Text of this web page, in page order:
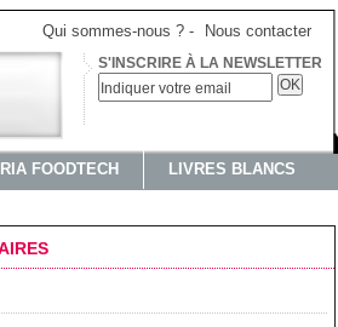
Qui sommes-nous ? - Nous contacter
S'INSCRIRE À LA NEWSLETTER
OK
FOODTECH LIVRES BLANCS